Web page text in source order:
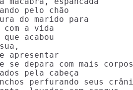
pelo chão
do marido para
com a vida
acabou
apresentar
se depara com mais corpos
pela cabeça
perfurando seus